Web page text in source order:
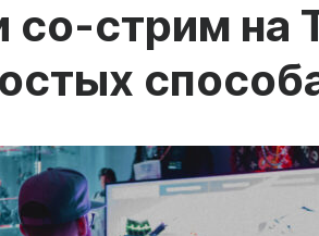
со-стрим на